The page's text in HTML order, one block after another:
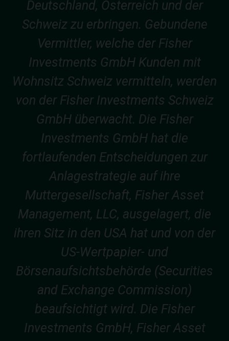
Deutschland, Österreich und der
Schweiz zu erbringen. Gebundene
Vermittler, welche der Fisher
Investments GmbH Kunden mit
Wohnsitz Schweiz vermitteln, werden
von der Fisher Investments Schweiz
GmbH überwacht. Die Fisher
Investments GmbH hat die
fortlaufenden Entscheidungen zur
Anlagestrategie auf ihre
Muttergesellschaft, Fisher Asset
Management, LLC, ausgelagert, die
ihren Sitz in den USA hat und von der
US-Wertpapier- und
Börsenaufsichtsbehörde (Securities
and Exchange Commission)
beaufsichtigt wird. Die Fisher
Investments GmbH, Fisher Asset